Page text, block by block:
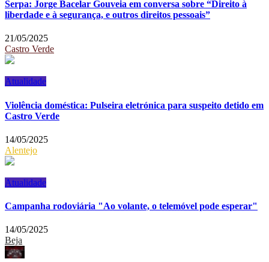
Serpa: Jorge Bacelar Gouveia em conversa sobre “Direito à
liberdade e à segurança, e outros direitos pessoais”
21/05/2025
Castro Verde
Atualidade
Violência doméstica: Pulseira eletrónica para suspeito detido em
Castro Verde
14/05/2025
Alentejo
Atualidade
Campanha rodoviária "Ao volante, o telemóvel pode esperar"
14/05/2025
Beja